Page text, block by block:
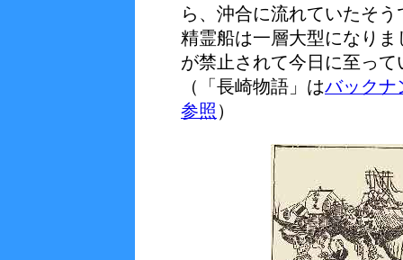
ら、沖合に流れていたそう
精霊船は一層大型になり
が禁止されて今日に至って
（「長崎物語」はバックナ
参照 ）